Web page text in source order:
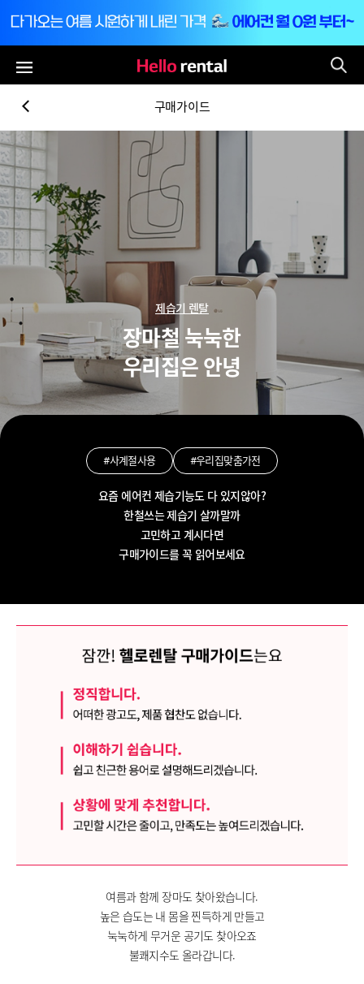
구매가이드
제습기 렌탈
장마철 눅눅한
우리집은 안녕
#사계절사용 #우리집맞춤가전
요즘 에어컨 제습기능도 다 있지않아?
한철쓰는 제습기 살까말까
고민하고 계시다면
구매가이드를 꼭 읽어보세요
여름과 함께 장마도 찾아왔습니다.
높은 습도는 내 몸을 찐득하게 만들고
눅눅하게 무거운 공기도 찾아오죠
불쾌지수도 올라갑니다.